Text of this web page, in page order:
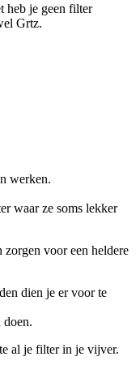
heb je geen filter
Grtz.
werken.
waar ze soms lekker
voor een heldere
dien je er voor te
doen.
al je filter in je vijver.